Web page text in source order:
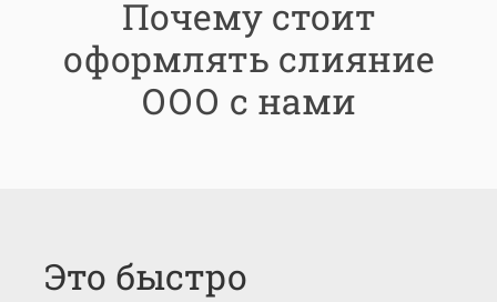
Почему стоит
оформлять слияние
ООО с нами
Это быстро